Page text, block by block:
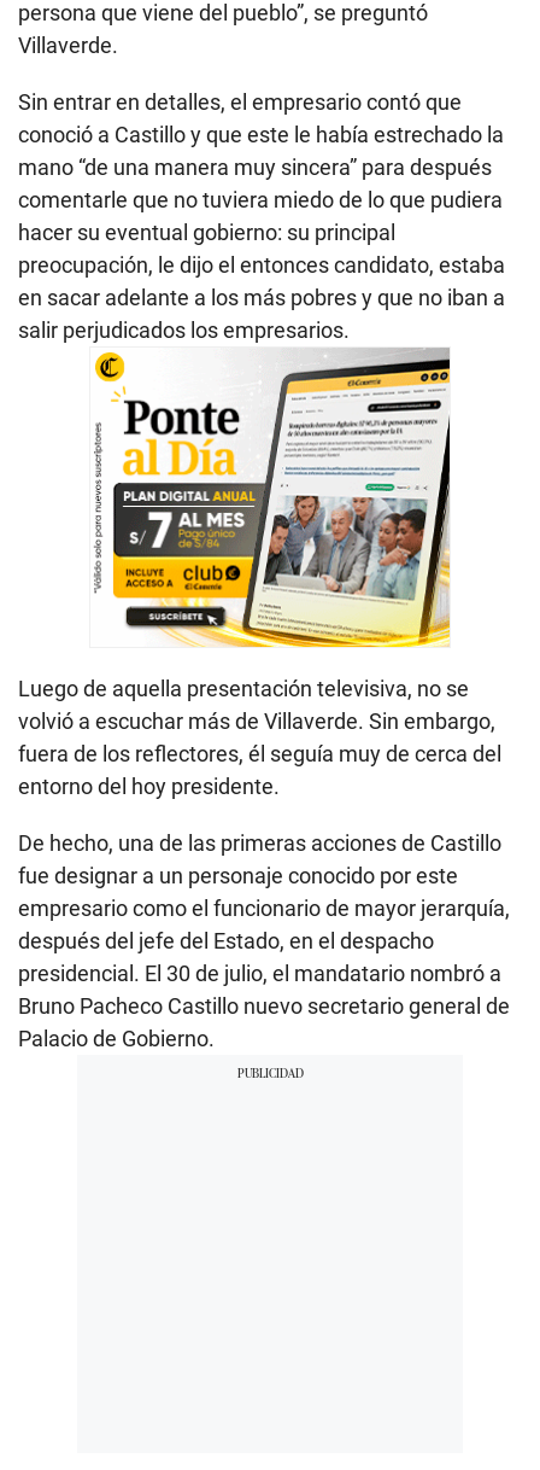
persona que viene del pueblo”, se preguntó
Villaverde.
Sin entrar en detalles, el empresario contó que
conoció a Castillo y que este le había estrechado la
mano “de una manera muy sincera” para después
comentarle que no tuviera miedo de lo que pudiera
hacer su eventual gobierno: su principal
preocupación, le dijo el entonces candidato, estaba
en sacar adelante a los más pobres y que no iban a
salir perjudicados los empresarios.
Luego de aquella presentación televisiva, no se
volvió a escuchar más de Villaverde. Sin embargo,
fuera de los reflectores, él seguía muy de cerca del
entorno del hoy presidente.
De hecho, una de las primeras acciones de Castillo
fue designar a un personaje conocido por este
empresario como el funcionario de mayor jerarquía,
después del jefe del Estado, en el despacho
presidencial. El 30 de julio, el mandatario nombró a
Bruno Pacheco Castillo nuevo secretario general de
Palacio de Gobierno.